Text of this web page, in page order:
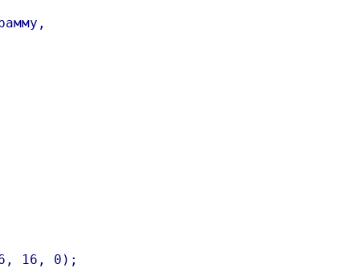
16, 0);